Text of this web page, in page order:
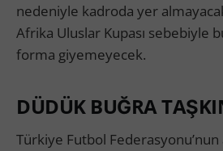
nedeniyle kadroda yer
Afrika Uluslar Kupası sebebiyle
forma giyemeyecek.
DÜDÜK BUĞRA
Türkiye Futbol Federasyonu’nun